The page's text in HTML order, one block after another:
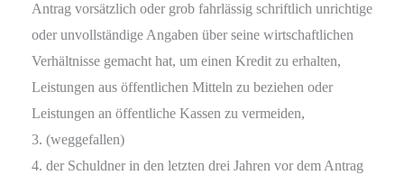
Antrag vorsätzlich oder grob fahrlässig schriftlich unrichtige
oder unvollständige Angaben über seine wirtschaftlichen
Verhältnisse gemacht hat, um einen Kredit zu erhalten,
Leistungen aus öffentlichen Mitteln zu beziehen oder
Leistungen an öffentliche Kassen zu vermeiden,
3. (weggefallen)
4. der Schuldner in den letzten drei Jahren vor dem Antrag